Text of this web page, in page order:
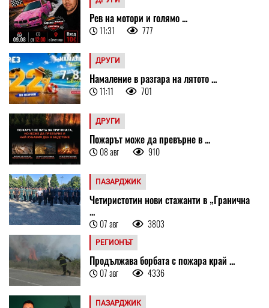
Рев на мотори и голямо ...
11:31 777
ДРУГИ
Намаление в разгара на лятото ...
11:11 701
ДРУГИ
Пожарът може да превърне в ...
08 авг 910
ПАЗАРДЖИК
Четиристотин нови стажанти в „Гранична
...
07 авг 3803
РЕГИОНЪТ
Продължава борбата с пожара край ...
07 авг 4336
ПАЗАРДЖИК